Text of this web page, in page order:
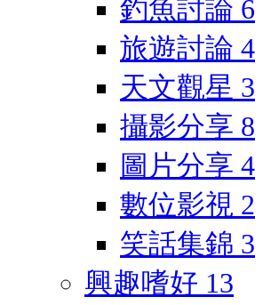
釣魚討論 6
旅遊討論 4
天文觀星 3
攝影分享 8
圖片分享 4
數位影視 2
笑話集錦 3
興趣嗜好 13